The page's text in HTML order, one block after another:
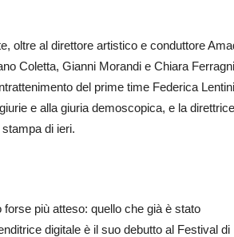
oltre al direttore artistico e conduttore
Coletta, Gianni Morandi e Chiara
del prime time Federica
e alla giuria demoscopica, e la
di ieri.
più atteso: quello che già è stato
digitale è il suo debutto al Festival di